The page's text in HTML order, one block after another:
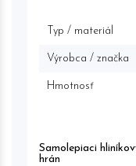
Typ / materiál
Výrobca / značka
Hmotnosť
Samolepiaci
hrán